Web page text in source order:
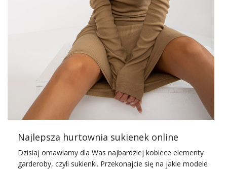
Najlepsza hurtownia sukienek online
Dzisiaj omawiamy dla Was najbardziej kobiece elementy
garderoby, czyli sukienki. Przekonajcie się na jakie modele